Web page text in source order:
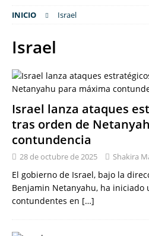
INICIO Israel
Israel
Israel lanza ataques
tras orden de
contundencia
28 de octubre de 2025 Shakira
El gobierno de Israel, bajo la
Benjamin Netanyahu, ha iniciado
contundentes en […]